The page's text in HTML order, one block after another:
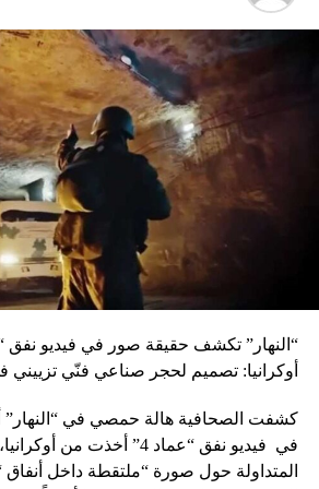
أوكرانيا: تصميم لحجر صناعي فنّي تزييني
كشفت الصحافية هالة حمصي في “النهار”
في فيديو
نفق “عماد 4” أخذت من
المتداولة حول صورة “ملتقطة داخل